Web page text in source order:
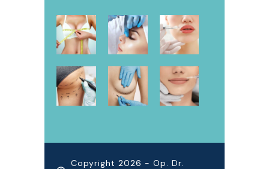
Copyright 2026 - Op. Dr.